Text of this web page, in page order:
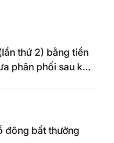
thứ 2) bằng tiền
phân phối sau khi
đông bất thường